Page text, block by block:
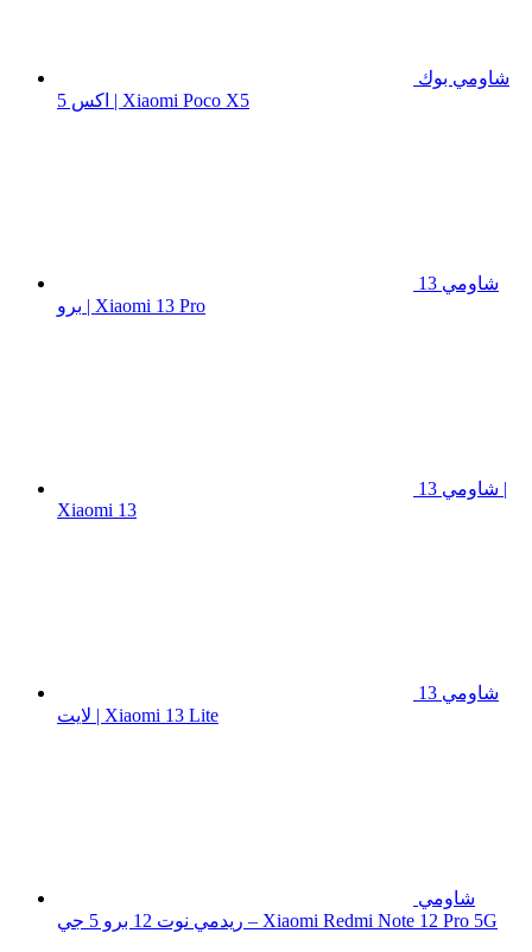
شاومي بوك
اكس 5 | Xiaomi Poco X5
شاومي 13
برو | Xiaomi 13 Pro
شاومي 13 |
Xiaomi 13
شاومي 13
لايت | Xiaomi 13 Lite
شاومي
ريدمي نوت 12 برو 5 جي – Xiaomi Redmi Note 12 Pro 5G